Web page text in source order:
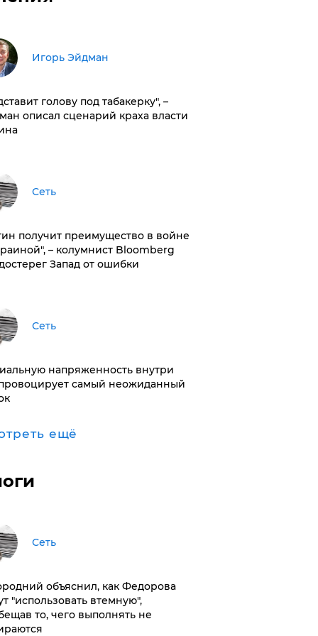
Игорь Эйдман
голову под табакерку", –
описал сценарий краха власти
Сеть
получит преимущество в войне
– колумнист Bloomberg
Запад от ошибки
Сеть
напряженность внутри
самый неожиданный
ещё
Сеть
объяснил, как Федорова
"использовать втемную",
то, чего выполнять не